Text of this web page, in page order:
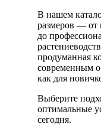
В нашем
размеров — от
до
продуманная
современным
как для
Выберите
оптимальные
сегодня.